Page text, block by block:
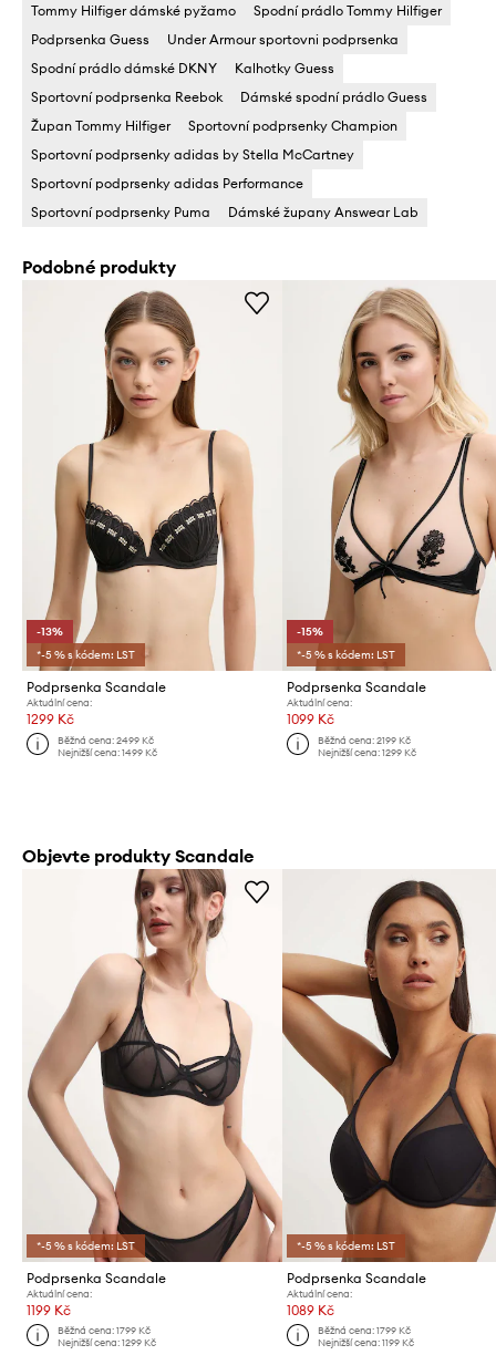
Tommy Hilfiger dámské pyžamo
Spodní prádlo Tommy Hilfiger
Podprsenka Guess
Under Armour sportovni podprsenka
Spodní prádlo dámské DKNY
Kalhotky Guess
Sportovní podprsenka Reebok
Dámské spodní prádlo Guess
Župan Tommy Hilfiger
Sportovní podprsenky Champion
Sportovní podprsenky adidas by Stella McCartney
Sportovní podprsenky adidas Performance
Sportovní podprsenky Puma
Dámské župany Answear Lab
Podobné produkty
-13%
*-5 % s kódem: LST
Podprsenka Scandale
Aktuální cena:
1299 Kč
Běžná cena:2499 Kč
Nejnižší cena:1499 Kč
-15%
*-5 % s kódem: LST
Podprsenka Scandale
Aktuální cena:
1099 Kč
Běžná cena: 2199 Kč
Nejnižší cena: 1299 Kč
Objevte produkty Scandale
*-5 % s kódem: LST
Podprsenka Scandale
Aktuální cena:
1199 Kč
Běžná cena:1799 Kč
Nejnižší cena:1299 Kč
*-5 % s kódem: LST
Podprsenka Scandale
Aktuální cena:
1089 Kč
Běžná cena: 1799 Kč
Nejnižší cena: 1199 Kč